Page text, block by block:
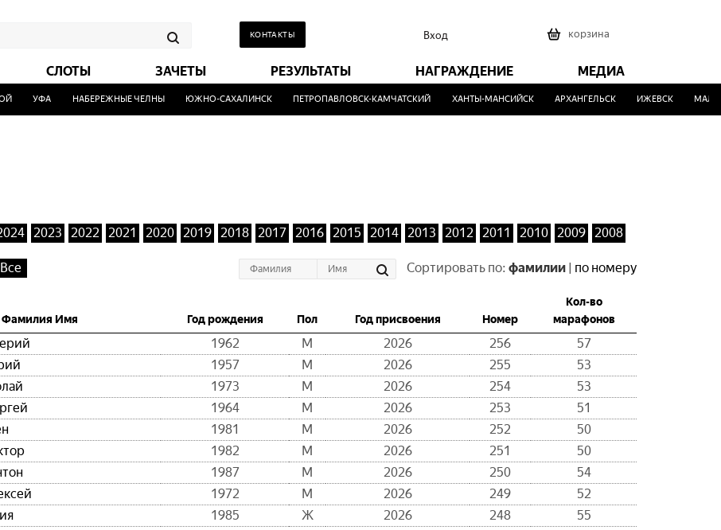
КОНТАКТЫ Вход корзина
СЛОТЫ ЗАЧЕТЫ РЕЗУЛЬТАТЫ НАГРАЖДЕНИЕ МЕДИА
УФА НАБЕРЕЖНЫЕ ЧЕЛНЫ ЮЖНО-САХАЛИНСК ПЕТРОПАВЛОВСК-КАМЧАТСКИЙ ХАНТЫ-МАНСИЙСК АРХАНГЕЛЬСК ИЖЕВСК
2023 2022 2021 2020 2019 2018 2017 2016 2015 2014 2013 2012 2011 2010 2009 2008
Все Сортировать по: фамилии | по номеру
Фамилия Имя Год рождения Пол Год присвоения Номер
Кол-во
марафонов
1962 М 2026 256
57
1957 М 2026 255
53
1973 М 2026 254
53
1964 М 2026 253
51
1981 М 2026 252
50
1982 М 2026 251
50
1987 М 2026 250
54
1972 М 2026 249
52
1985 Ж 2026 248
55